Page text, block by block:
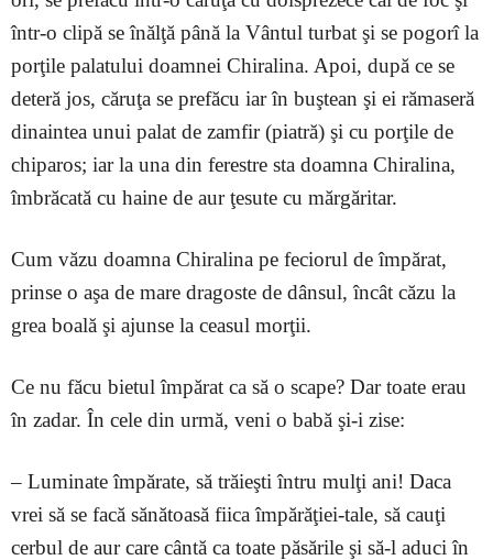
într-o clipă se înălţă până la Vântul turbat şi se pogorî la
porţile palatului doamnei Chiralina. Apoi, după ce se
deteră jos, căruţa se prefăcu iar în buştean şi ei rămaseră
dinaintea unui palat de zamfir (piatră) şi cu porţile de
chiparos; iar la una din ferestre sta doamna Chiralina,
îmbrăcată cu haine de aur ţesute cu mărgăritar.
Cum văzu doamna Chiralina pe feciorul de împărat,
prinse o aşa de mare dragoste de dânsul, încât căzu la
grea boală şi ajunse la ceasul morţii.
Ce nu făcu bietul împărat ca să o scape? Dar toate erau
în zadar. În cele din urmă, veni o babă şi-i zise:
– Luminate împărate, să trăieşti întru mulţi ani! Daca
vrei să se facă sănătoasă fiica împărăţiei-tale, să cauţi
cerbul de aur care cântă ca toate păsările şi să-l aduci în